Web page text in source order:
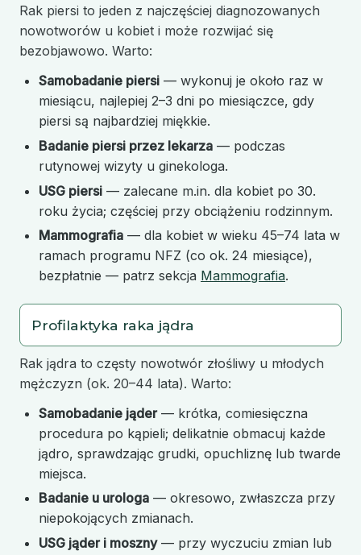
Rak piersi to jeden z najczęściej diagnozowanych
nowotworów u kobiet i może rozwijać się
bezobjawowo. Warto:
Samobadanie piersi — wykonuj je około raz w
miesiącu, najlepiej 2–3 dni po miesiączce, gdy
piersi są najbardziej miękkie.
Badanie piersi przez lekarza — podczas
rutynowej wizyty u ginekologa.
USG piersi — zalecane m.in. dla kobiet po 30.
roku życia; częściej przy obciążeniu rodzinnym.
Mammografia — dla kobiet w wieku 45–74 lata w
ramach programu NFZ (co ok. 24 miesiące),
bezpłatnie — patrz sekcja Mammografia.
Profilaktyka raka jądra
Rak jądra to częsty nowotwór złośliwy u młodych
mężczyzn (ok. 20–44 lata). Warto:
Samobadanie jąder— krótka, comiesięczna
procedura po kąpieli; delikatnie obmacuj każde
jądro, sprawdzając grudki, opuchliznę lub twarde
miejsca.
Badanie u urologa — okresowo, zwłaszcza przy
niepokojących zmianach.
USG jąder i moszny— przy wyczuciu zmian lub